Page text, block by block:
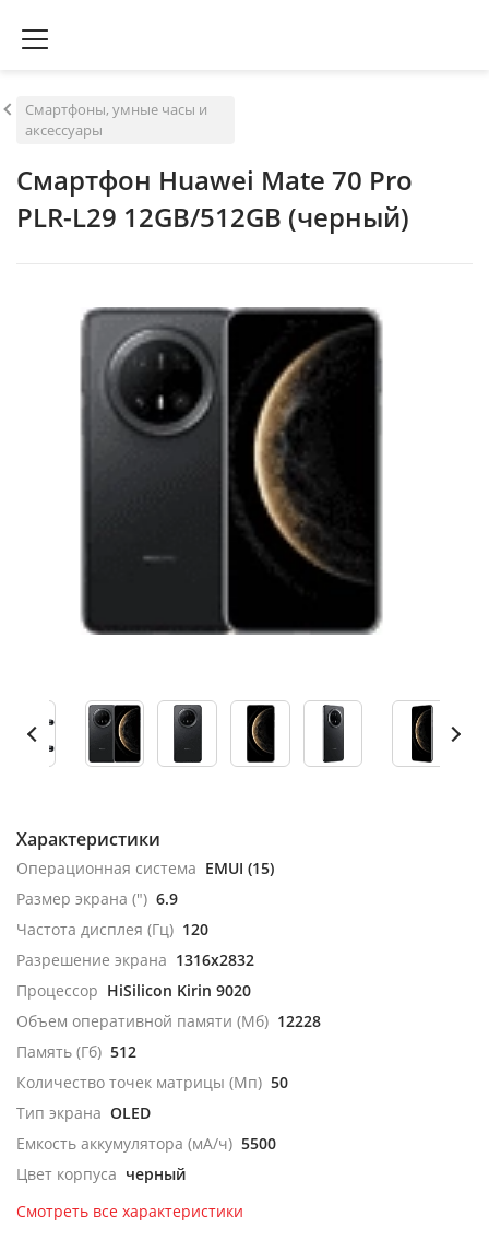
Смартфоны, умные часы и
аксессуары
Смартфон Huawei Mate 70 Pro
PLR-L29 12GB/512GB (черный)
Характеристики
Операционная система EMUI (15)
Размер экрана (") 6.9
Частота дисплея (Гц) 120
Разрешение экрана 1316x2832
Процессор HiSilicon Kirin 9020
Объем оперативной памяти (Мб) 12228
Память (Гб) 512
Количество точек матрицы (Мп) 50
Тип экрана OLED
Емкость аккумулятора (мА/ч) 5500
Цвет корпуса черный
Смотреть все характеристики